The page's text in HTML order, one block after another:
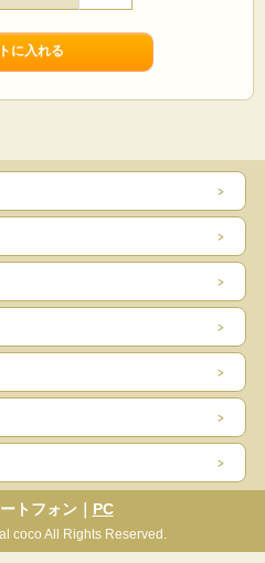
トフォン｜ PC
coco All Rights Reserved.